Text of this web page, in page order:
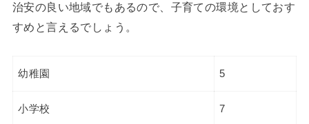
治安の良い地域でもあるので、子育ての環境としておす
すめと言えるでしょう。
幼稚園 5
小学校 7